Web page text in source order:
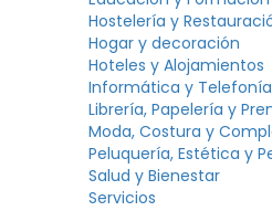
Hostelería y
Hogar y decoración
Hoteles y Alojamientos
Informática y Telefonía
Librería, Papelería y
Moda, Costura y
Peluquería, Estética y
Salud y Bienestar
Servicios